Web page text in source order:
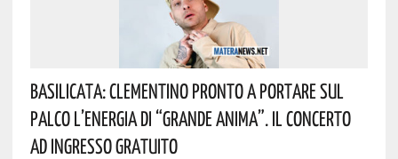
Basilicata: Clementino Pronto A Portare Sul
Palco L’energia Di “Grande Anima”. Il Concerto
Ad Ingresso Gratuito